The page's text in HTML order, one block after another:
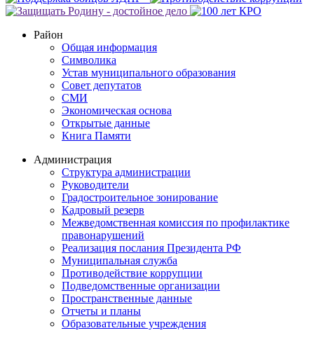
Район
Общая информация
Символика
Устав муниципального образования
Совет депутатов
СМИ
Экономическая основа
Открытые данные
Книга Памяти
Администрация
Структура администрации
Руководители
Градостроительное зонирование
Кадровый резерв
Межведомственная комиссия по профилактике
правонарушений
Реализация послания Президента РФ
Муниципальная служба
Противодействие коррупции
Подведомственные организации
Пространственные данные
Отчеты и планы
Образовательные учреждения